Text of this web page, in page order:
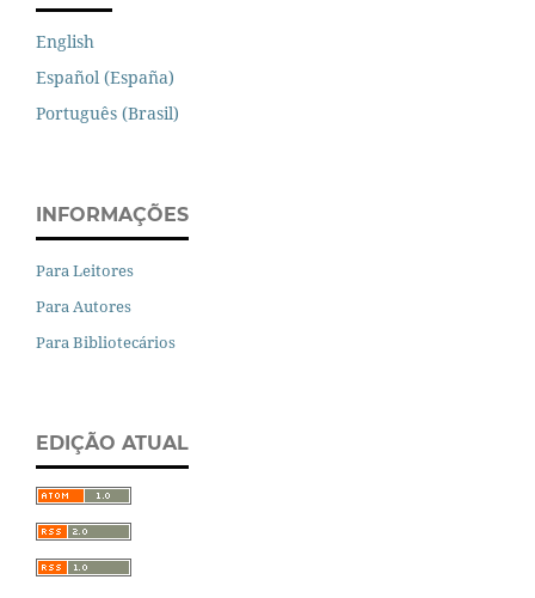
English
Español (España)
Português (Brasil)
INFORMAÇÕES
Para Leitores
Para Autores
Para Bibliotecários
EDIÇÃO ATUAL